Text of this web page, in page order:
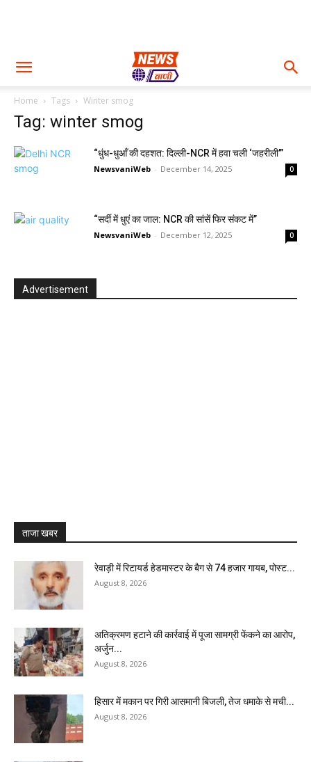
Home Tags Winter smog
Tag: winter smog
“धुंध-धुआँ की दहशत: दिल्ली-NCR में हवा चली ‘जहरीली’”
NewsvaniWeb - December 14, 2025 0
“सर्दी में धुएं का जाल: NCR की सांसें फिर संकट में”
NewsvaniWeb - December 12, 2025 0
Advertisement
ताजा खबर
रेवाड़ी में रिटायर्ड हेडमास्टर के बैग से ₹74 हजार गायब, पोस्ट...
August 8, 2026
अतिक्रमण हटाने की कार्रवाई में पूजा सामग्री फेंकने का आरोप,
अर्जुन...
August 8, 2026
हिसार में मकान पर गिरी आसमानी बिजली, तेज धमाके से मची...
August 8, 2026